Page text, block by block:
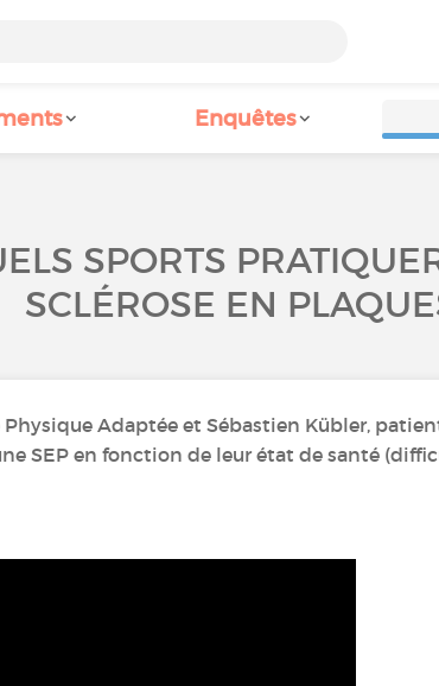
Enquêtes
SPORTS
SCLÉROSE EN
Adaptée et Sébastien Kübler,
SEP en fonction de leur état de santé